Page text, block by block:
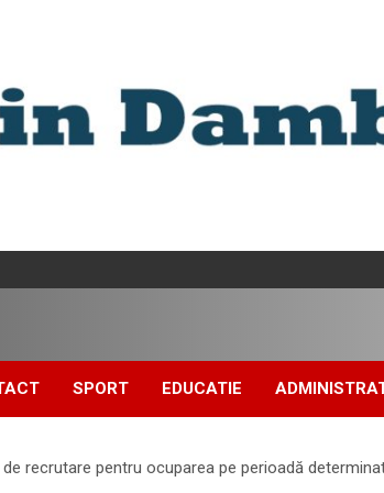
SPORT EDUCATIE
recrutare pentru ocuparea pe perioadă